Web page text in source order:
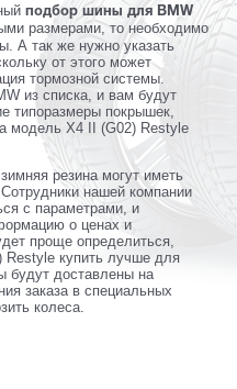
подбор шины для BMW
размерами, то необходимо
А так же нужно указать
от этого может
тормозной системы.
из списка, и вам будут
типоразмеры покрышек,
модель X4 II (G02) Restyle
резина могут иметь
нашей компании
с параметрами, и
о ценах и
проще определиться,
купить лучше для
будут доставлены на
заказа в специальных
колеса.